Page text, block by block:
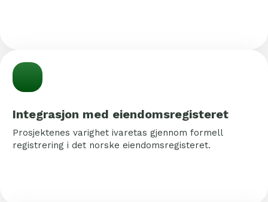
Integrasjon med eiendomsregisteret
Prosjektenes varighet ivaretas gjennom formell
registrering i det norske eiendomsregisteret.